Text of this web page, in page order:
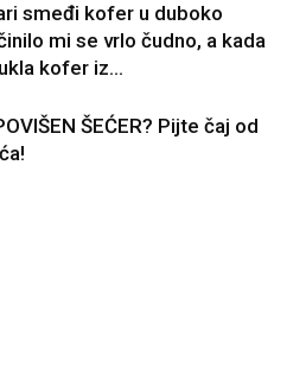
smeđi kofer u duboko
mi se vrlo čudno, a kada
kofer iz...
ŠEĆER? Pijte čaj od